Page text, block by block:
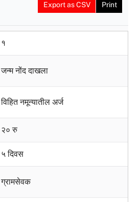
r
Export as CSV Print
१
जन्म नोंद दाखला
विहित नमून्यातील अर्ज
२० रु
५ दिवस
ग्रामसेवक